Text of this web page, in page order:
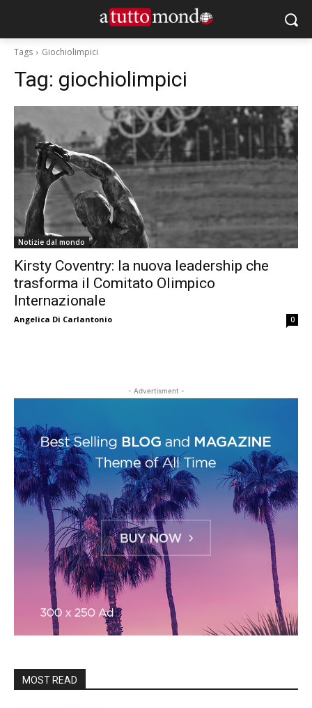
Tags Giochiolimpici
Tag: giochiolimpici
Notizie dal mondo
Kirsty Coventry: la nuova leadership che
trasforma il Comitato Olimpico
Internazionale
Angelica Di Carlantonio 0
- Advertisment -
MOST READ